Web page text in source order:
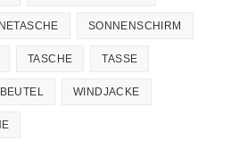
SONNENSCHIRM
TASCHE TASSE
WINDJACKE